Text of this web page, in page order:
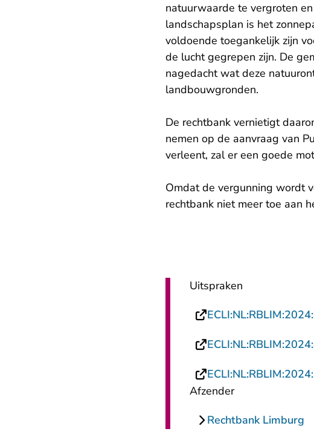
natuurwaarde te vergroten
landschapsplan is het
voldoende toegankelijk zijn
de lucht gegrepen zijn. De
nagedacht wat deze
landbouwgronden.
De rechtbank vernietigt
nemen op de aanvraag van
verleent, zal er een goede
Omdat de vergunning wordt
rechtbank niet meer toe aan
Uitspraken
Afzender
Rechtbank Limburg